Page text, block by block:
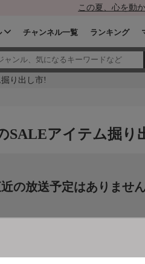
この夏、心を動
チャンネル一覧 ランキング
り出し市!
SALEアイテム掘り
の放送予定はありません